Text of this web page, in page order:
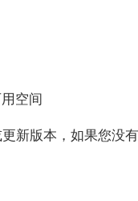
空间
新版本，如果您没